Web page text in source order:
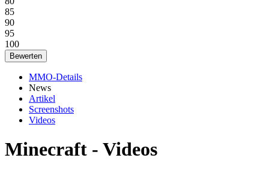
85
90
95
100
MMO-Details
News
Artikel
Screenshots
Videos
Minecraft - Videos